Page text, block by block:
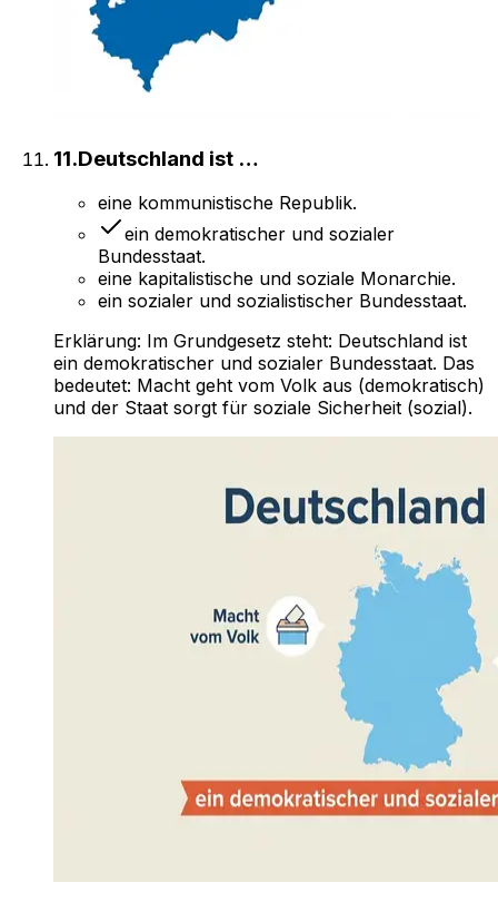
11.Deutschland ist …
eine kommunistische Republik.
ein demokratischer und sozialer
Bundesstaat.
eine kapitalistische und soziale Monarchie.
ein sozialer und sozialistischer Bundesstaat.
Erklärung: Im Grundgesetz steht: Deutschland ist
ein demokratischer und sozialer Bundesstaat. Das
bedeutet: Macht geht vom Volk aus (demokratisch)
und der Staat sorgt für soziale Sicherheit (sozial).